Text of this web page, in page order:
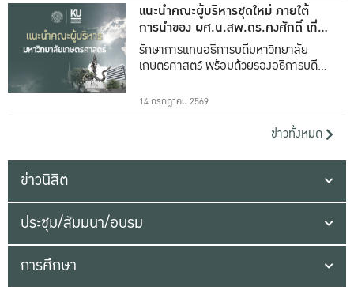
แนะนำคณะผู้บริหารชุดใหม่ ภายใต้
การนำของ ผศ.น.สพ.ดร.คงศักดิ์ เที่ยง
ธรรม
รักษาการแทนอธิการบดีมหาวิทยาลัย
เกษตรศาสตร์ พร้อมด้วยรองอธิการบดีทั้ง
14 กรกฎาคม 2569
ข่าวทั้งหมด
ข่าวนิสิต
ประชุม/สัมมนา/อบรม
การศึกษา